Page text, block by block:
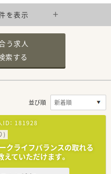
を表示
う求人
索する
並び順
： 181928
)
クライフバランスの取れる
ていただけます。